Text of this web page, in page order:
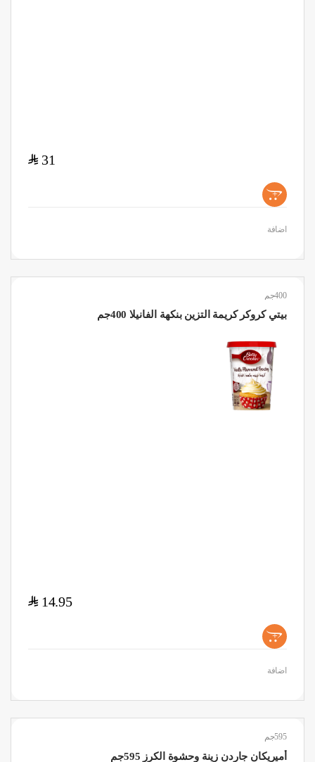
31
$
+
اضافة
400جم
بيتي كروكر كريمة التزين بنكهة الفانيلا 400جم
14.95
$
+
اضافة
595جم
أميريكان جاردن زينة وحشوة الكرز 595جم